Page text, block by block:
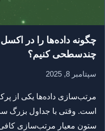
چندسطحی کنیم؟
سپتامبر 8, 2025
مرتب‌سازی داده‌ها یکی از
است. وقتی با جداول بزرگ
ستون معیار مرتب‌سازی